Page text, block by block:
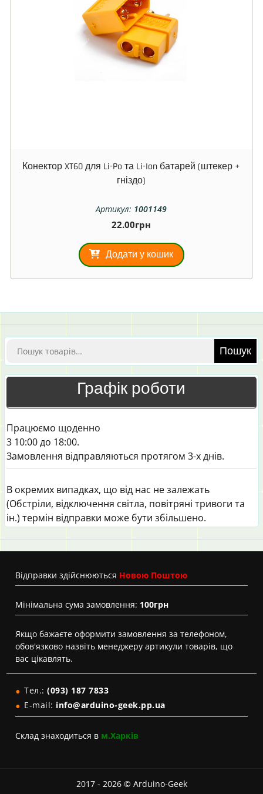
Конектор XT60 для Li-Po та Li-Ion батарей (штекер +
гніздо)
Артикул: 1001149
22.00грн
Додати у кошик
Шукати: Пошук
Графік роботи
Працюємо щоденно
3 10:00 до 18:00.
Замовлення відправляються протягом 3-х днів.
В окремих випадках, що від нас не залежать
(Обстріли, відключення світла, повітряні тривоги та
ін.) термін відправки може бути збільшено.
Вiдправки здійснюються Новою Поштою
Мінімальна сума замовлення: 100грн
Якщо бажаєте оформити замовлення за телефоном,
обов'язково назвіть менеджеру артикули товарів, що
вас цікавлять.
Тел.: (093) 187 7833
E-mail: info@arduino-geek.pp.ua
Склад знаходиться в м.Харків
2017 - 2026 © Arduino-Geek